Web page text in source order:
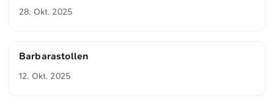
28. Okt. 2025
Barbarastollen
12. Okt. 2025